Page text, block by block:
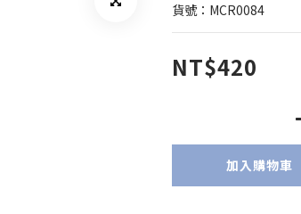
貨號：MCR0084
NT$420
加入購物車